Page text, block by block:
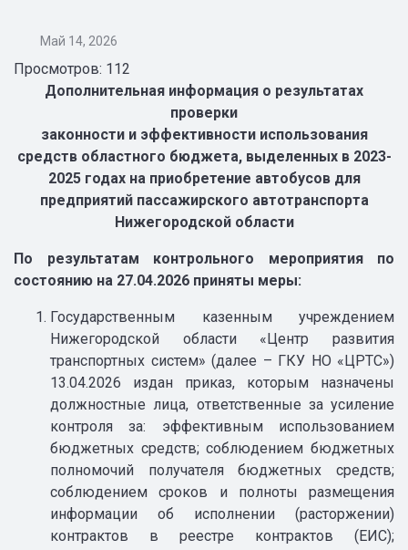
Май 14, 2026
Просмотров: 112
Дополнительная информация о результатах
проверки
законности и эффективности использования
средств областного бюджета, выделенных в 2023-
2025 годах на приобретение автобусов для
предприятий пассажирского автотранспорта
Нижегородской области
По результатам контрольного мероприятия по
состоянию на 27.04.2026 приняты меры:
Государственным казенным учреждением
Нижегородской области «Центр развития
транспортных систем» (далее – ГКУ НО «ЦРТС»)
13.04.2026 издан приказ, которым назначены
должностные лица, ответственные за усиление
контроля за: эффективным использованием
бюджетных средств; соблюдением бюджетных
полномочий получателя бюджетных средств;
соблюдением сроков и полноты размещения
информации об исполнении (расторжении)
контрактов в реестре контрактов (ЕИС);